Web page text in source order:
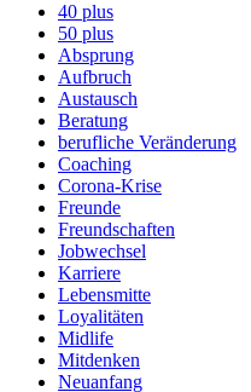
40 plus
50 plus
Absprung
Aufbruch
Austausch
Beratung
berufliche Veränderung
Coaching
Corona-Krise
Freunde
Freundschaften
Jobwechsel
Karriere
Lebensmitte
Loyalitäten
Midlife
Mitdenken
Neuanfang